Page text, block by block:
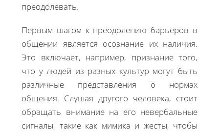
преодолевать.
Первым шагом к преодолению барьеров в
общении является осознание их наличия.
Это включает, например, признание того,
что у людей из разных культур могут быть
различные представления о нормах
общения. Слушая другого человека, стоит
обращать внимание на его невербальные
сигналы, такие как мимика и жесты, чтобы